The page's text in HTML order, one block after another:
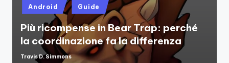
Posted
in
Android Guide
Più ricompense in Bear Trap: perché
la coordinazione fa la differenza
Posted
Travis D. Simmons